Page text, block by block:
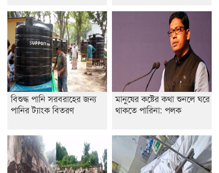
ডাকসুতে শিবিরের নিরঙ্কুশ জয়
রাজশাহীতে ট্রাকচাপায় ভ্যানচালক নিহত
শেষ সময়ে ভোট কারচুরি অভিযোগ আবিদের
বিশুদ্ধ পানি সরবরাহের জন্য
পানির ট্যাংক বিতরণ
মানুষের কষ্টের কথা শুনলে ঘরে
থাকতে পারিনা: পলক